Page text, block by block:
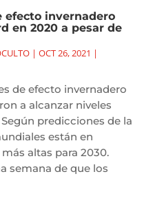
efecto invernadero
en 2020 a pesar de
| OCT 26, 2021 |
de efecto invernadero
a alcanzar niveles
predicciones de la
están en
altas para 2030.
semana de que los